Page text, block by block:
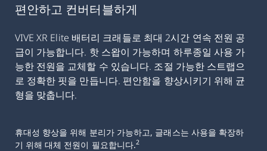
편안하고 컨버터블하게
VIVE XR Elite 배터리 크래들로 최대 2시간 연속 전원 공
급이 가능합니다. 핫 스왑이 가능하며 하루종일 사용 가
능한 전원을 교체할 수 있습니다. 조절 가능한 스트랩으
로 정확한 핏을 만듭니다. 편안함을 향상시키기 위해 균
형을 맞춥니다.
휴대성 향상을 위해 분리가 가능하고, 글래스는 사용을 확장하
기 위해 대체 전원이 필요합니다.2